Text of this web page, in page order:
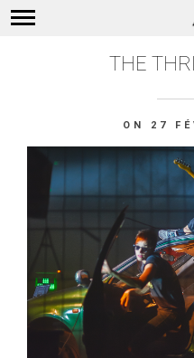
THE
ON 27